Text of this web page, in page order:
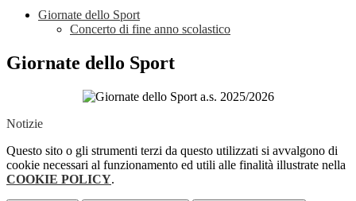
Giornate dello Sport
Concerto di fine anno scolastico
Giornate dello Sport
Notizie
Questo sito o gli strumenti terzi da questo utilizzati si avvalgono di
cookie necessari al funzionamento ed utili alle finalità illustrate nella
COOKIE POLICY.